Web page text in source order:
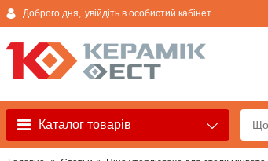
Доброго дня, увійдіть в особистий кабінет
Каталог товарів